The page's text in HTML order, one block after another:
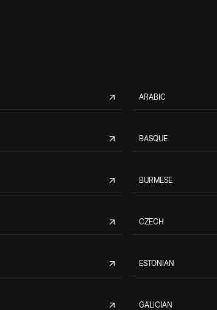
ARABIC
BASQUE
BURMESE
CZECH
ESTONIAN
GALICIAN